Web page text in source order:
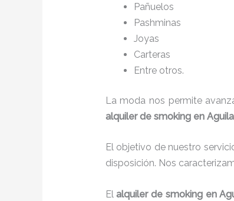
Pañuelos
Pashminas
Joyas
Carteras
Entre otros.
La moda nos permite
alquiler de smoking en
El objetivo de nuestro
disposición. Nos
Elalquiler de smoking en